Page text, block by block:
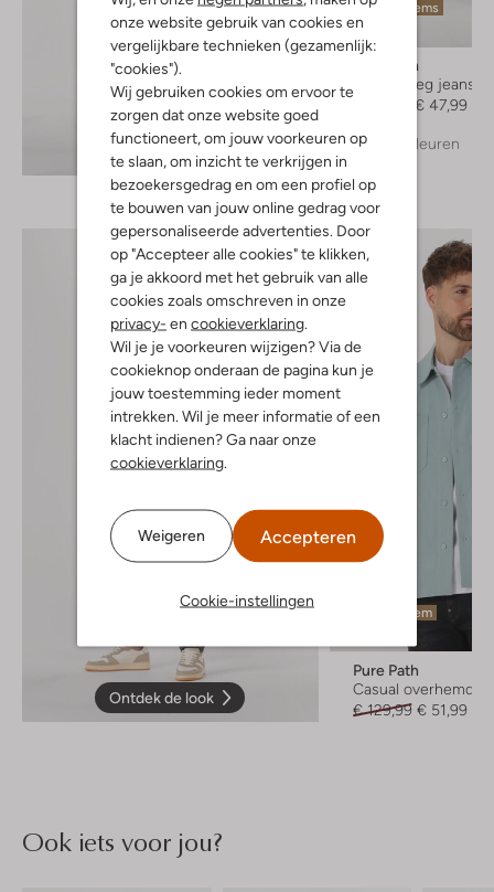
onze website gebruik van cookies en
vergelijkbare technieken (gezamenlijk:
"cookies").
Wij gebruiken cookies om ervoor te
zorgen dat onze website goed
functioneert, om jouw voorkeuren op
te slaan, om inzicht te verkrijgen in
bezoekersgedrag en om een profiel op
te bouwen van jouw online gedrag voor
gepersonaliseerde advertenties. Door
op "Accepteer alle cookies" te klikken,
ga je akkoord met het gebruik van alle
cookies zoals omschreven in onze
privacy- en cookieverklaring
Wil je je voorkeuren wijzigen? Via de
cookieknop onderaan de pagina kun je
jouw toestemming ieder moment
intrekken. Wil je meer informatie of een
klacht indienen? Ga naar onze
cookieverklaring
Weigeren Accepteren
Cookie-instellingen
Ontdek de look
Laatste items
-60%
Pure Path
Straight leg jeans
€ 47,99
+ meer kleuren
Ontdek de look
Laatste item
Pure Path
Casual overhemd
€ 129,99 € 51,99
Ook iets voor jou?